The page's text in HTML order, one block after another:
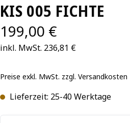
KIS 005 FICHTE
199,00 €
inkl. MwSt. 236,81 €
Preise exkl. MwSt. zzgl. Versandkosten
Lieferzeit: 25-40 Werktage